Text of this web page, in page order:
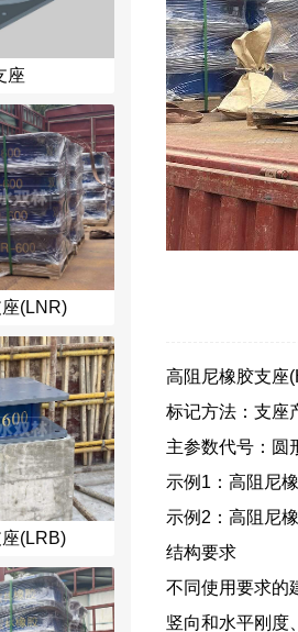
座
(LNR)
(LRB)
高阻尼橡胶支座
标记方法：支座
主参数代号：圆
示例1：高阻尼
示例2：高阻尼
结构要求
不同使用要求的
竖向和水平刚度